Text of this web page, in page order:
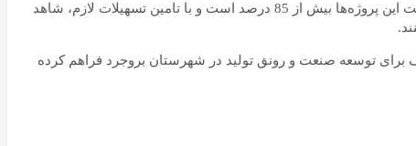
استاندار لرستان همچنین به پروژه‌های بین‌المللی تولید سیلیکون متال و پروفیل‌های ساختمان‌های پیش‌ساخته اشاره کرد و تصریح کرد: پیشرفت این پروژه‌ها بیش از 85 درصد است و با تامین تسهیلات لازم، شاهد
برای توسعه صنعت و رونق تولید در شهرستان بروجرد فراهم کرده